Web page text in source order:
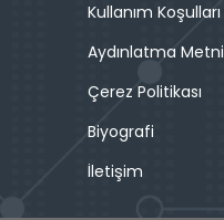
Kullanım Koşulları
Aydınlatma Metni
Çerez Politikası
Biyografi
İletişim